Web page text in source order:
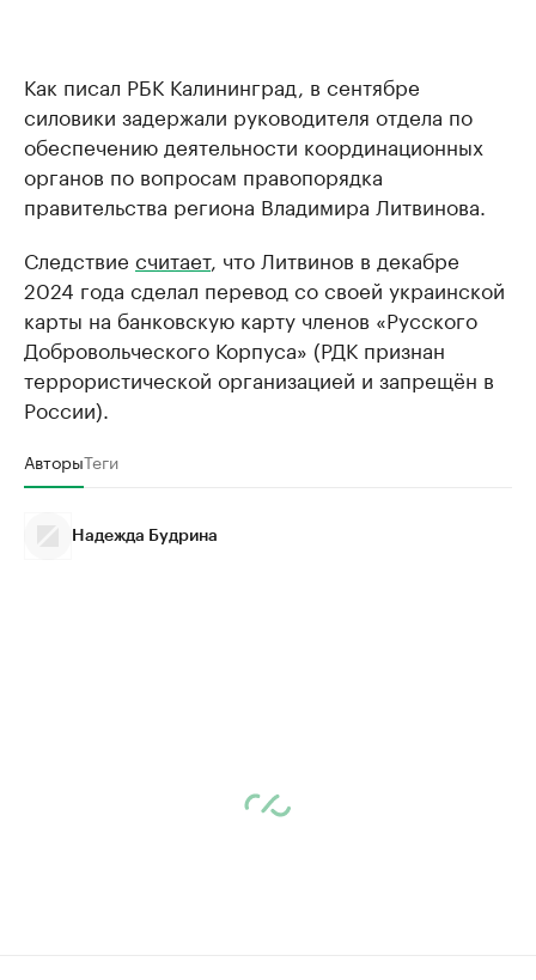
Как писал РБК Калининград, в сентябре
силовики задержали руководителя отдела по
обеспечению деятельности координационных
органов по вопросам правопорядка
правительства региона Владимира Литвинова.
Следствие считает, что Литвинов в декабре
2024 года сделал перевод со своей украинской
карты на банковскую карту членов «Русского
Добровольческого Корпуса» (РДК признан
террористической организацией и запрещён в
России).
АвторыТеги
Надежда Будрина